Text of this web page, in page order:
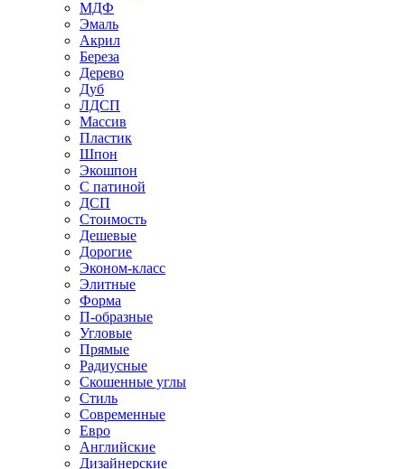
МДФ
Эмаль
Акрил
Береза
Дерево
Дуб
ЛДСП
Массив
Пластик
Шпон
Экошпон
С патиной
ДСП
Стоимость
Дешевые
Дорогие
Эконом-класс
Элитные
Форма
П-образные
Угловые
Прямые
Радиусные
Скошенные углы
Стиль
Современные
Евро
Английские
Дизайнерские